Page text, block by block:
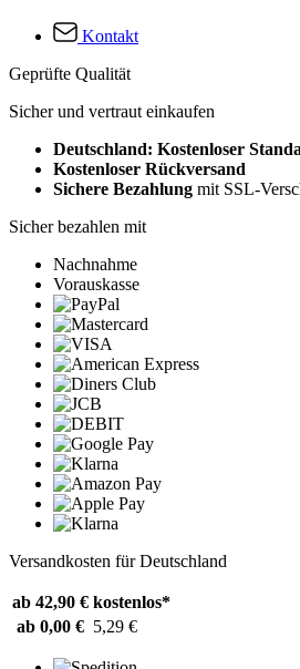
Kontakt
Geprüfte Qualität
Sicher und vertraut einkaufen
Deutschland: Kostenloser
Kostenloser Rückversand
Sichere Bezahlung mit SSL-
Sicher bezahlen mit
Nachnahme
Vorauskasse
Versandkosten für Deutschland
ab 42,90 € kostenlos*
ab 0,00 € 5,29 €